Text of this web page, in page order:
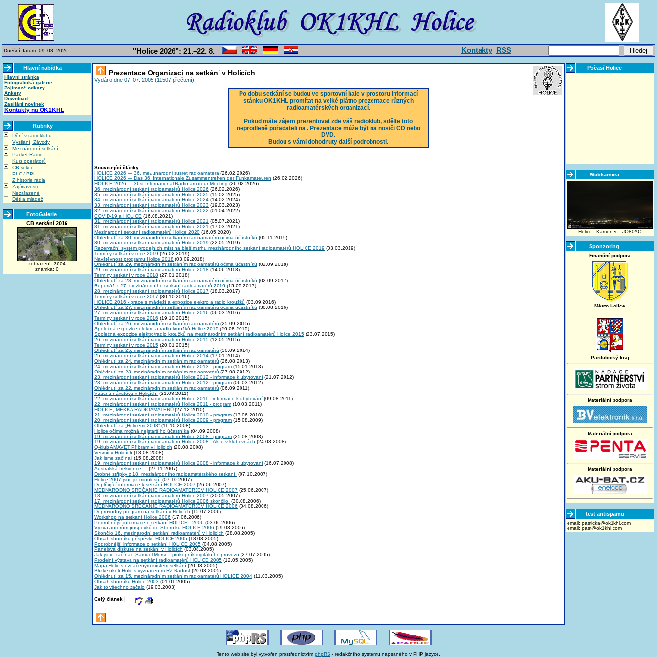
Dnešní datum: 09. 08. 2026 "Holice 2026": 21.–22. 8. Kontakty RSS
Hlavní nabídka
Hlavní stránka
Fotografická galerie
Zajímavé odkazy
Ankety
Download
Zasílání novinek
Kontakty na OK1KHL
Rubriky
Dění v radioklubu
Vysílání, Závody
Mezinárodní setkání
Packet Radio
Kurz operátorů
CB sekce
PLC / BPL
Z historie rádia
Zajímavosti
Nezařazené
Děti a mládež
FotoGalerie
CB setkání 2016
zobrazení: 3604
známka: 0
Prezentace Organizací na setkání v Holicích
Vydáno dne 07. 07. 2005 (11507 přečtení)
Po dobu setkání se budou ve sportovní hale v prostoru Informací
stánku OK1KHL promítat na velké plátno prezentace různých
radioamatérských organizací.
Pokud máte zájem prezentovat zde váš radioklub, sdělte toto
neprodleně pořadateli na . Prezentace může být na nosiči CD nebo
DVD.
Budou s vámi dohodnuty další podrobnosti.
Související články:
HOLICE 2026 — 36. međunarodni susret radioamatera (26.02.2026)
HOLICE 2026 — Das 36. Internationale Zusammentreffen der Funkamateuren (26.02.2026)
HOLICE 2026 — 36st International Radio-amateur Meeting (26.02.2026)
36. mezinárodní setkání radioamatérů Holice 2026 (26.02.2026)
35. mezinárodní setkání radioamatérů Holice 2025 (15.02.2025)
34. mezinárodní setkání radioamatérů Holice 2024 (14.02.2024)
33. mezinárodní setkání radioamatérů Holice 2023 (19.03.2023)
32. mezinárodní setkání radioamatérů Holice 2022 (01.04.2022)
COVID-19 a HOLICE (16.08.2021)
31. mezinárodní setkání radioamatérů Holice 2021 (05.07.2021)
31. mezinárodní setkání radioamatérů Holice 2021 (17.03.2021)
Mezinárodní setkání radioamatérů Holice 2020 (16.05.2020)
Ohlédnutí za 30. mezinárodním setkáním radioamatérů očima účastníků (05.11.2019)
30. mezinárodní setkání radioamatérů Holice 2019 (22.05.2019)
Rezervační systém prodejních míst na bleším trhu mezinárodního setkání radioamatérů HOLICE 2019 (03.03.2019)
Termíny setkání v roce 2019 (26.02.2019)
Návštěvnost programu Holice 2018 (03.09.2018)
Ohlédnutí za 29. mezinárodním setkáním radioamatérů očima účastníků (02.09.2018)
29. mezinárodní setkání radioamatérů Holice 2018 (14.06.2018)
Termíny setkání v roce 2018 (27.01.2018)
Ohlédnutí za 28. mezinárodním setkáním radioamatérů očima účastníků (02.09.2017)
Reportáž z 27. mezinárodního setkání radioamatérů 2016 (15.05.2017)
28. mezinárodní setkání radioamatérů Holice 2017 (18.03.2017)
Termíny setkání v roce 2017 (30.10.2016)
HOLICE 2016 - práce s mládeží a expozice elektro a radio kroužků (03.09.2016)
Ohlédnutí za 27. mezinárodním setkáním radioamatérů očima účastníků (30.08.2016)
27. mezinárodní setkání radioamatérů Holice 2016 (06.03.2016)
Termíny setkání v roce 2016 (19.10.2015)
Ohlédnutí za 26. mezinárodním setkáním radioamatérů (25.09.2015)
Společná expozice elektro a radio kroužků Holice 2015 (26.08.2015)
Společná expozice elektro/radio kroužků na mezinárodním setkání radioamatérů Holice 2015 (23.07.2015)
26. mezinárodní setkání radioamatérů Holice 2015 (12.05.2015)
Termíny setkání v roce 2015 (20.01.2015)
Ohlédnutí za 25. mezinárodním setkáním radioamatérů (30.09.2014)
25. mezinárodní setkání radioamatérů Holice 2014 (17.01.2014)
Ohlédnutí za 24. mezinárodním setkáním radioamatérů (26.08.2013)
24. mezinárodní setkání radioamatérů Holice 2013 - program (15.01.2013)
Ohlédnutí za 23. mezinárodním setkáním radioamatérů (27.08.2012)
23. mezinárodní setkání radioamatérů Holice 2012 - informace k ubytování (21.07.2012)
23. mezinárodní setkání radioamatérů Holice 2012 - program (06.03.2012)
Ohlédnutí za 22. mezinárodním setkáním radioamatérů (06.09.2011)
Vzácná návštěva v Holicích.
(31.08.2011)
22. mezinárodní setkání radioamatérů Holice 2011 - informace k ubytování (09.08.2011)
22. mezinárodní setkání radioamatérů Holice 2011 - program (10.03.2011)
HOLICE, MEKKA RADIOAMATÉRŮ (27.12.2010)
21. mezinárodní setkání radioamatérů Holice 2010 - program (13.06.2010)
20. mezinárodní setkání radioamatérů Holice 2009 - program (15.08.2009)
Ohlédnutí za „Holicemi 2008” (11.10.2008)
Holice očima možná nejstaršího účastníka (04.09.2008)
19. mezinárodní setkání radioamatérů Holice 2008 - program (25.08.2008)
19. mezinárodní setkání radioamatérů Holice 2008 - Akce v klubovnách (24.08.2008)
Q-klub AMAVET Příbram v Holicích (20.08.2008)
Vesmír v Holicích (18.08.2008)
Jak jsme začínali (15.08.2008)
19. mezinárodní setkání radioamatérů Holice 2008 - informace k ubytování (16.07.2008)
Australská frekvence ...
(27.11.2007)
Drobné střípky z 18. mezinárodního radioamatérského setkání. (07.10.2007)
Holice 2007 jsou již minulostí. (07.10.2007)
Doplňující informace k setkání HOLICE 2007 (26.06.2007)
MEDNARODNO SREČANJE RADIOAMATERJEV HOLICE 2007 (25.06.2007)
18. mezinárodní setkání radioamatérů Holice 2007 (20.05.2007)
17. mezinárodní setkání radioamatérů Holice 2006 skončilo. (30.08.2006)
MEDNARODNO SREČANJE RADIOAMATERJEV HOLICE 2006 (04.08.2006)
Doprovodný program na setkání v Holicích (15.07.2006)
Workshop na setkání Holice 2006 (17.06.2006)
Podrobnější informace o setkání HOLICE - 2006 (03.06.2006)
Výzva autorům příspěvků do Sborníku HOLICE 2006 (29.03.2006)
Skončilo 16. mezinárodní setkání radioamatérů v Holicích (28.08.2005)
Obsah sborníku příspěvků HOLICE 2005 (18.08.2005)
Podrobnější informace o setkání HOLICE 2005 (04.08.2005)
Panelová diskuse na setkání v Holicích (03.08.2005)
Jak jsme začínali: Samuel Morse - průkopník digitálního provozu (27.07.2005)
Prodejní výstava na setkání radioamatérů HOLICE 2005 (12.05.2005)
Mapa Holic s označeným místem setkání (20.03.2005)
Blízké okolí Holic s vyznačením RZ-Radost (20.03.2005)
Ohlédnutí za 15. mezinárodním setkáním radioamatérů HOLICE 2004 (11.03.2005)
Obsah sborníku Holice 2003 (01.01.2005)
Jak to všechno začalo (19.03.2003)
Celý článek |
Počasí Holice
Webkamera
Holice - Kamenec - JO80AC
Sponzoring
Finanční podpora
Město Holice
Pardubický kraj
Materiální podpora
Materiální podpora
Materiální podpora
test antispamu
email: moc.lhk1ko@akcitsap
email: past@ok1khl.com
Tento web site byl vytvořen prostřednictvím phpRS - redakčního systému napsaného v PHP jazyce.